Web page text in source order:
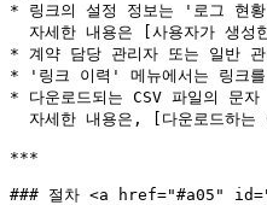
* 링크의 설정 정보는 '로그 현
* 계약 담당 관리자 또는 일반
* '링크 이력' 메뉴에서는 링크
* 다운로드되는 CSV 파일의
***
### 절차 <a href="#a05"